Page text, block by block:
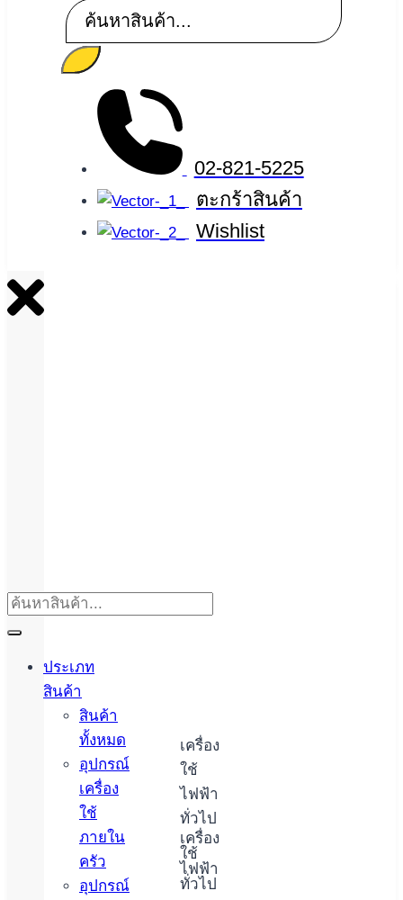
เกม
มิ่ง
และ
อุปกรณ์
อุปกรณ์
เครื่อง
ใช้
ไฟฟ้า
ทั่วไป
เครื่อง
ใช้
ไฟฟ้า
ทั่วไป
02-821-5225
ตะกร้าสินค้า
Wishlist
ประเภท
สินค้า
สินค้า
ทั้งหมด
อุปกรณ์
เครื่อง
ใช้
ภายใน
ครัว
อุปกรณ์